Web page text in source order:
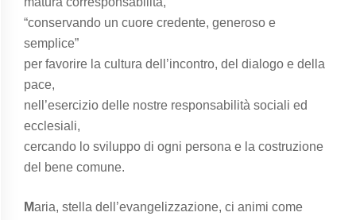
“conservando un cuore credente, generoso e
semplice”
per favorire la cultura dell’incontro, del dialogo e della
pace,
nell’esercizio delle nostre responsabilità sociali ed
ecclesiali,
cercando lo sviluppo di ogni persona e la costruzione
del bene comune.
Maria, stella dell’evangelizzazione, ci animi come